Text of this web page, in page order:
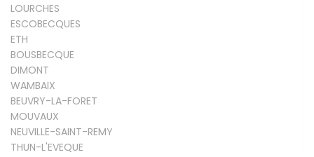
LOURCHES
ESCOBECQUES
ETH
BOUSBECQUE
DIMONT
WAMBAIX
BEUVRY-LA-FORET
MOUVAUX
NEUVILLE-SAINT-REMY
THUN-L'EVEQUE